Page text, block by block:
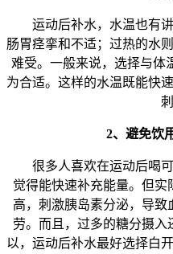
运动后补水，水温也有讲
肠胃痉挛和不适；过热的水
难受。一般来说，选择与体
为合适。这样的水温既能快
2、避免饮
很多人喜欢在运动后喝可
觉得能快速补充能量。但
高，刺激胰岛素分泌，导
劳。而且，过多的糖分摄
以，运动后补水最好选择白